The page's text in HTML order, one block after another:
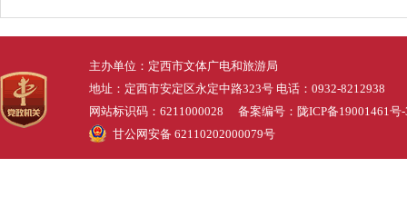
主办单位：定西市文体广电和旅游局
地址：定西市安定区永定中路323号 电话：0932-8212938
网站标识码：6211000028 备案编号： 陇ICP备19001461号
甘公网安备 62110202000079号